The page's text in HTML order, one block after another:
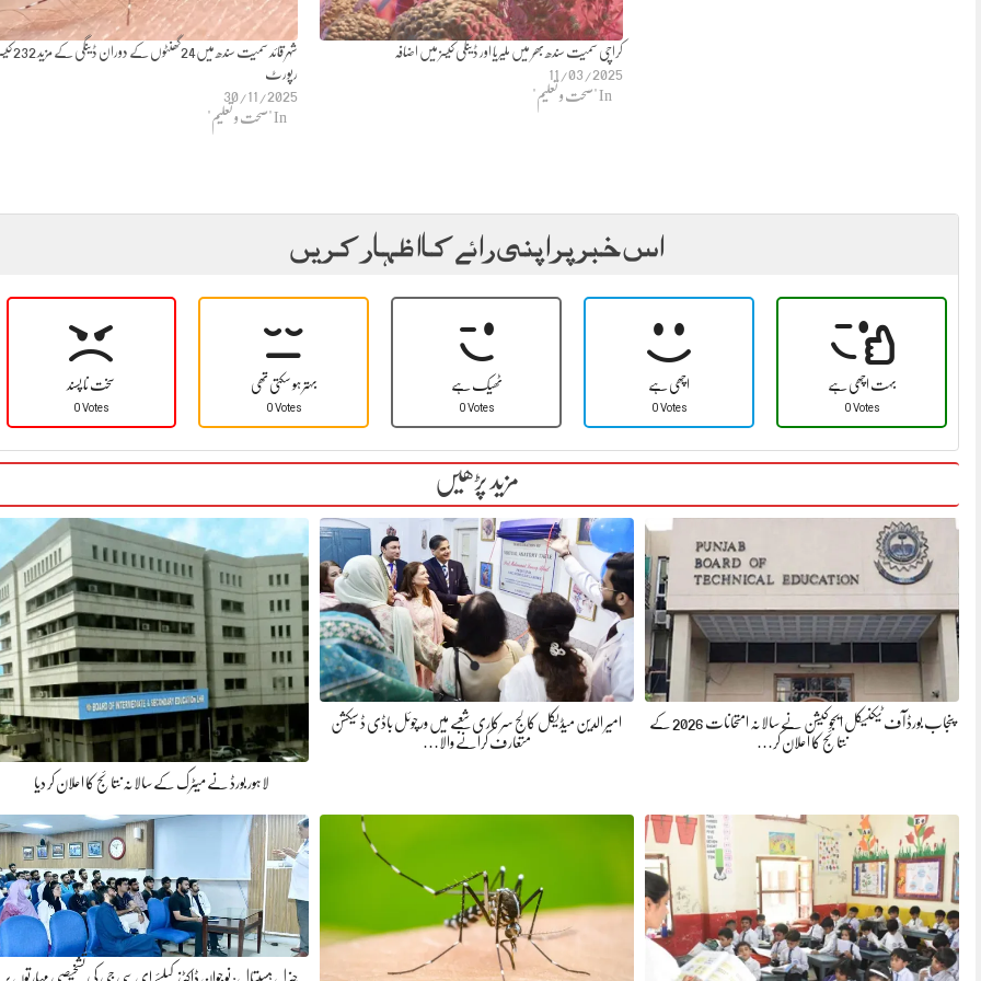
شہر قائد سمیت سندھ میں24گھنٹوں کے دوران
رپورٹ
30/11/2025
In "صحت و تعلیم"
کراچی سمیت سندھ بھر میں ملیریا اور ڈینگی کیسز میں اضافہ
11/03/2025
In "صحت و تعلیم"
اس خبر پر اپنی رائے کا اظہار کریں
سخت نا پسند
0 Votes
بہتر ہو سکتی تھی
0 Votes
ٹھیک ہے
0 Votes
اچھی ہے
0 Votes
بہت اچھی ہے
0 Votes
مزید پڑھیں
پنجاب بورڈ آف ٹیکنیکل ایجوکیشن نے سالانہ امتحانات 2026 کے
نتائج کا اعلان کر…
​امیر الدین میڈیکل کالج سرکاری شعبے میں ورچوئل باڈی ڈ سیکشن
متعارف کرانے والا…
لاہور بورڈ نے میٹرک کے سالانہ نتائج کا اعلان کر دیا
جنرل ہسپتال: نوجوان ڈاکٹرز کیلئے ای سی جی کی تشخیصی مہارتوں پر